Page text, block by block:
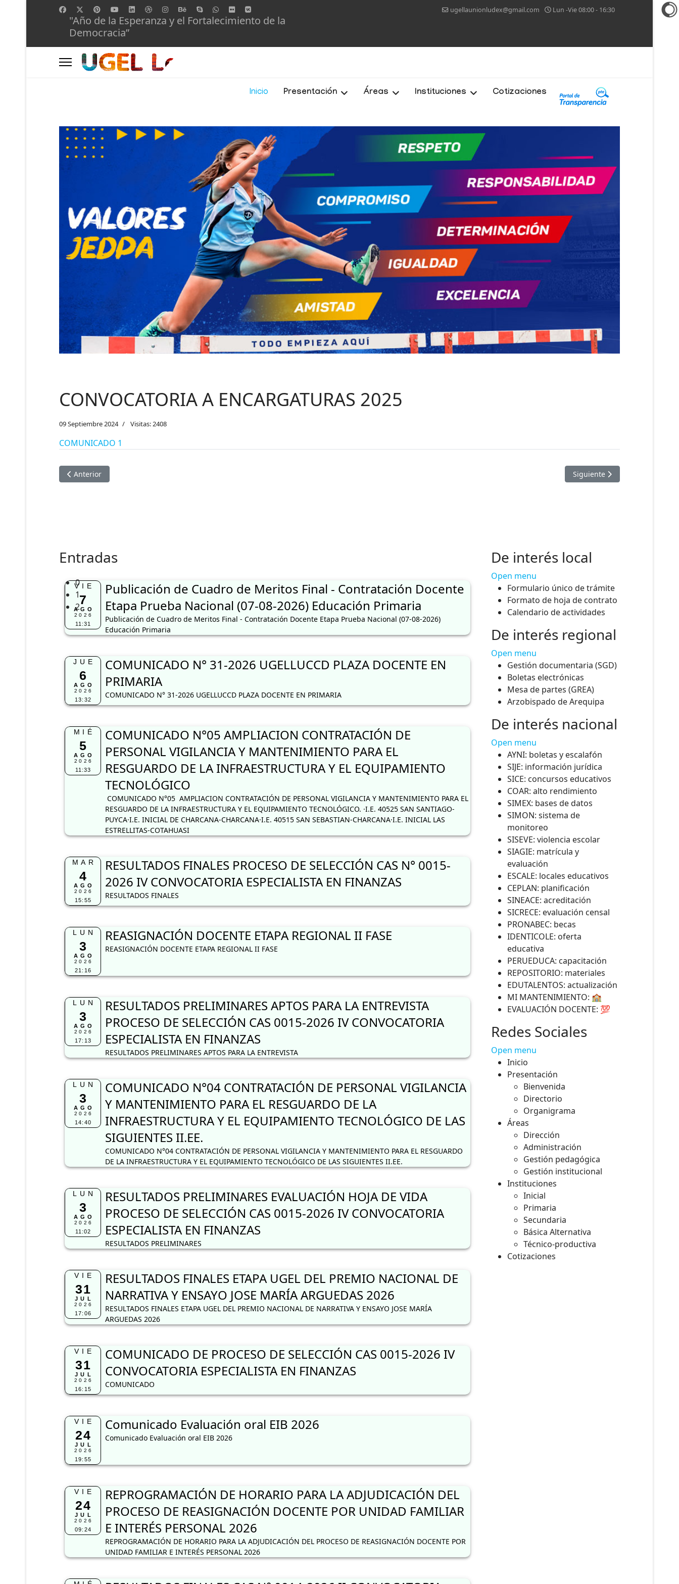
"Año de la Esperanza y el Fortalecimiento de la
Democracia”
ugellaunionludex@gmail.com Lun -Vie 08:00 - 16:30
Inicio Presentación Áreas Instituciones Cotizaciones
0
1
2
CONVOCATORIA A ENCARGATURAS 2025
09 Septiembre 2024 Visitas: 2408
COMUNICADO 1
Artículo anterior: RESUTADOS PRELIMINARES DE LA EVALUACION DE CARGO DE DESEMPEÑO DE DIRECTORES ENCARGADOS UGEL LA UNION
Anterior Artículo siguiente: RELACION
Siguiente
Entradas
VIE
7
AGO
2026
11:31
Publicación de Cuadro de Meritos Final - Contratación Docente
Etapa Prueba Nacional (07-08-2026) Educación Primaria
Publicación de Cuadro de Meritos Final - Contratación Docente Etapa Prueba Nacional (07-08-2026)
Educación Primaria
JUE
6
AGO
2026
13:32
COMUNICADO N° 31-2026 UGELLUCCD PLAZA DOCENTE EN
PRIMARIA
COMUNICADO N° 31-2026 UGELLUCCD PLAZA DOCENTE EN PRIMARIA
MIÉ
5
AGO
2026
11:33
COMUNICADO N°05 AMPLIACION CONTRATACIÓN DE
PERSONAL VIGILANCIA Y MANTENIMIENTO PARA EL
RESGUARDO DE LA INFRAESTRUCTURA Y EL EQUIPAMIENTO
TECNOLÓGICO
COMUNICADO N°05 AMPLIACION CONTRATACIÓN DE PERSONAL VIGILANCIA Y MANTENIMIENTO PARA EL
RESGUARDO DE LA INFRAESTRUCTURA Y EL EQUIPAMIENTO TECNOLÓGICO. ·I.E. 40525 SAN SANTIAGO-
PUYCA·I.E. INICIAL DE CHARCANA-CHARCANA·I.E. 40515 SAN SEBASTIAN-CHARCANA·I.E. INICIAL LAS
ESTRELLITAS-COTAHUASI
MAR
4
AGO
2026
15:55
RESULTADOS FINALES PROCESO DE SELECCIÓN CAS N° 0015-
2026 IV CONVOCATORIA ESPECIALISTA EN FINANZAS
RESULTADOS FINALES
LUN
3
AGO
2026
21:16
REASIGNACIÓN DOCENTE ETAPA REGIONAL II FASE
REASIGNACIÓN DOCENTE ETAPA REGIONAL II FASE
LUN
3
AGO
2026
17:13
RESULTADOS PRELIMINARES APTOS PARA LA ENTREVISTA
PROCESO DE SELECCIÓN CAS 0015-2026 IV CONVOCATORIA
ESPECIALISTA EN FINANZAS
RESULTADOS PRELIMINARES APTOS PARA LA ENTREVISTA
LUN
3
AGO
2026
14:40
COMUNICADO N°04 CONTRATACIÓN DE PERSONAL VIGILANCIA
Y MANTENIMIENTO PARA EL RESGUARDO DE LA
INFRAESTRUCTURA Y EL EQUIPAMIENTO TECNOLÓGICO DE LAS
SIGUIENTES II.EE.
COMUNICADO N°04 CONTRATACIÓN DE PERSONAL VIGILANCIA Y MANTENIMIENTO PARA EL RESGUARDO
DE LA INFRAESTRUCTURA Y EL EQUIPAMIENTO TECNOLÓGICO DE LAS SIGUIENTES II.EE.
LUN
3
AGO
2026
11:02
RESULTADOS PRELIMINARES EVALUACIÓN HOJA DE VIDA
PROCESO DE SELECCIÓN CAS 0015-2026 IV CONVOCATORIA
ESPECIALISTA EN FINANZAS
RESULTADOS PRELIMINARES
VIE
31
JUL
2026
17:06
RESULTADOS FINALES ETAPA UGEL DEL PREMIO NACIONAL DE
NARRATIVA Y ENSAYO JOSE MARÍA ARGUEDAS 2026
RESULTADOS FINALES ETAPA UGEL DEL PREMIO NACIONAL DE NARRATIVA Y ENSAYO JOSE MARÍA
ARGUEDAS 2026
VIE
31
JUL
2026
16:15
COMUNICADO DE PROCESO DE SELECCIÓN CAS 0015-2026 IV
CONVOCATORIA ESPECIALISTA EN FINANZAS
COMUNICADO
VIE
24
JUL
2026
19:55
Comunicado Evaluación oral EIB 2026
Comunicado Evaluación oral EIB 2026
VIE
24
JUL
2026
09:24
REPROGRAMACIÓN DE HORARIO PARA LA ADJUDICACIÓN DEL
PROCESO DE REASIGNACIÓN DOCENTE POR UNIDAD FAMILIAR
E INTERÉS PERSONAL 2026
REPROGRAMACIÓN DE HORARIO PARA LA ADJUDICACIÓN DEL PROCESO DE REASIGNACIÓN DOCENTE POR
UNIDAD FAMILIAR E INTERÉS PERSONAL 2026
De interés local
Open menu
Formulario único de trámite
Formato de hoja de contrato
Calendario de actividades
De interés regional
Open menu
Gestión documentaria (SGD)
Boletas electrónicas
Mesa de partes (GREA)
Arzobispado de Arequipa
De interés nacional
Open menu
AYNI: boletas y escalafón
SIJE: información jurídica
SICE: concursos educativos
COAR: alto rendimiento
SIMEX: bases de datos
SIMON: sistema de
monitoreo
SISEVE: violencia escolar
SIAGIE: matrícula y
evaluación
ESCALE: locales educativos
CEPLAN: planificación
SINEACE: acreditación
SICRECE: evaluación censal
PRONABEC: becas
IDENTICOLE: oferta
educativa
PERUEDUCA: capacitación
REPOSITORIO: materiales
EDUTALENTOS: actualización
MI MANTENIMIENTO: 🏫
EVALUACIÓN DOCENTE: 💯
Redes Sociales
Open menu
Inicio
Presentación
Bienvenida
Directorio
Organigrama
Áreas
Dirección
Administración
Gestión pedagógica
Gestión institucional
Instituciones
Inicial
Primaria
Secundaria
Básica Alternativa
Técnico-productiva
Cotizaciones